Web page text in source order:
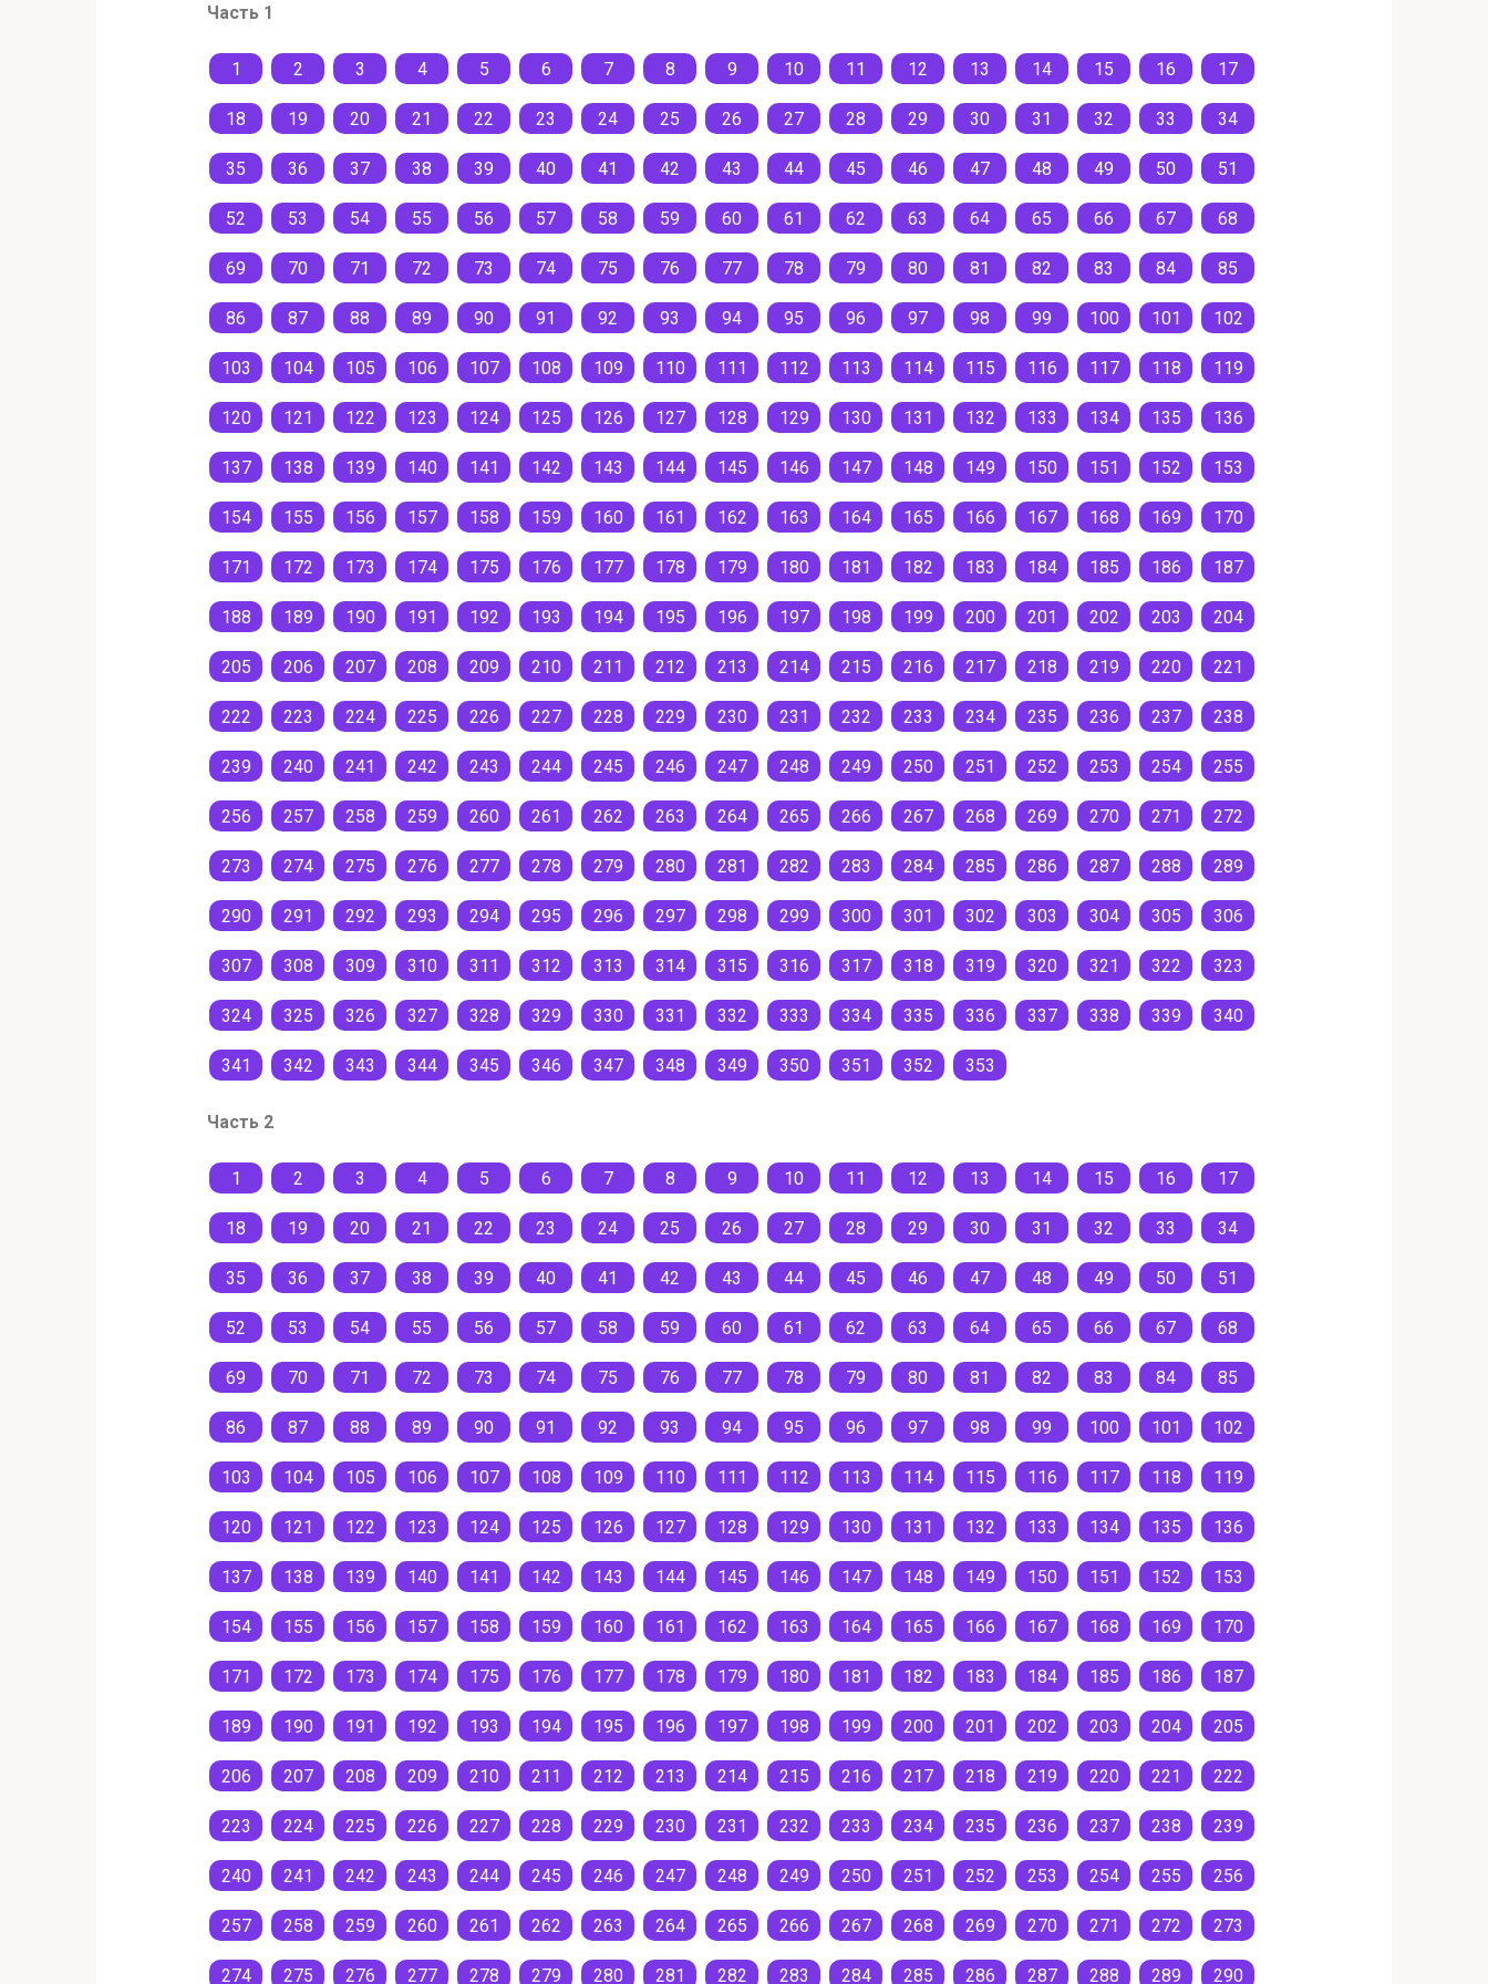
Часть 1
1 2 3 4 5 6 7 8 9 10 11 12 13 14 15 16 17
18 19 20 21 22 23 24 25 26 27 28 29 30 31 32 33 34
35 36 37 38 39 40 41 42 43 44 45 46 47 48 49 50 51
52 53 54 55 56 57 58 59 60 61 62 63 64 65 66 67 68
69 70 71 72 73 74 75 76 77 78 79 80 81 82 83 84 85
86 87 88 89 90 91 92 93 94 95 96 97 98 99 100 101 102
103 104 105 106 107 108 109 110 111 112 113 114 115 116 117 118 119
120 121 122 123 124 125 126 127 128 129 130 131 132 133 134 135 136
137 138 139 140 141 142 143 144 145 146 147 148 149 150 151 152 153
154 155 156 157 158 159 160 161 162 163 164 165 166 167 168 169 170
171 172 173 174 175 176 177 178 179 180 181 182 183 184 185 186 187
188 189 190 191 192 193 194 195 196 197 198 199 200 201 202 203 204
205 206 207 208 209 210 211 212 213 214 215 216 217 218 219 220 221
222 223 224 225 226 227 228 229 230 231 232 233 234 235 236 237 238
239 240 241 242 243 244 245 246 247 248 249 250 251 252 253 254 255
256 257 258 259 260 261 262 263 264 265 266 267 268 269 270 271 272
273 274 275 276 277 278 279 280 281 282 283 284 285 286 287 288 289
290 291 292 293 294 295 296 297 298 299 300 301 302 303 304 305 306
307 308 309 310 311 312 313 314 315 316 317 318 319 320 321 322 323
324 325 326 327 328 329 330 331 332 333 334 335 336 337 338 339 340
341 342 343 344 345 346 347 348 349 350 351 352 353
Часть 2
1 2 3 4 5 6 7 8 9 10 11 12 13 14 15 16 17
18 19 20 21 22 23 24 25 26 27 28 29 30 31 32 33 34
35 36 37 38 39 40 41 42 43 44 45 46 47 48 49 50 51
52 53 54 55 56 57 58 59 60 61 62 63 64 65 66 67 68
69 70 71 72 73 74 75 76 77 78 79 80 81 82 83 84 85
86 87 88 89 90 91 92 93 94 95 96 97 98 99 100 101 102
103 104 105 106 107 108 109 110 111 112 113 114 115 116 117 118 119
120 121 122 123 124 125 126 127 128 129 130 131 132 133 134 135 136
137 138 139 140 141 142 143 144 145 146 147 148 149 150 151 152 153
154 155 156 157 158 159 160 161 162 163 164 165 166 167 168 169 170
171 172 173 174 175 176 177 178 179 180 181 182 183 184 185 186 187
189 190 191 192 193 194 195 196 197 198 199 200 201 202 203 204 205
206 207 208 209 210 211 212 213 214 215 216 217 218 219 220 221 222
223 224 225 226 227 228 229 230 231 232 233 234 235 236 237 238 239
240 241 242 243 244 245 246 247 248 249 250 251 252 253 254 255 256
257 258 259 260 261 262 263 264 265 266 267 268 269 270 271 272 273
274 275 276 277 278 279 280 281 282 283 284 285 286 287 288 289 290